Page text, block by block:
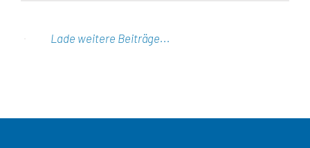
Lade weitere Beiträge...